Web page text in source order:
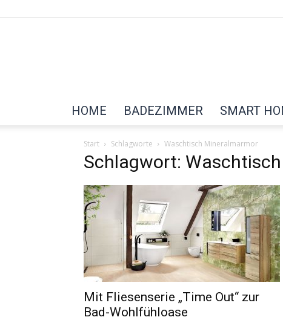
HOME BADEZIMMER SMART
Start Schlagworte Waschtisch Mineralmarmor
Schlagwort:
Mit Fliesenserie „Time Out“ zur
Bad-Wohlfühloase